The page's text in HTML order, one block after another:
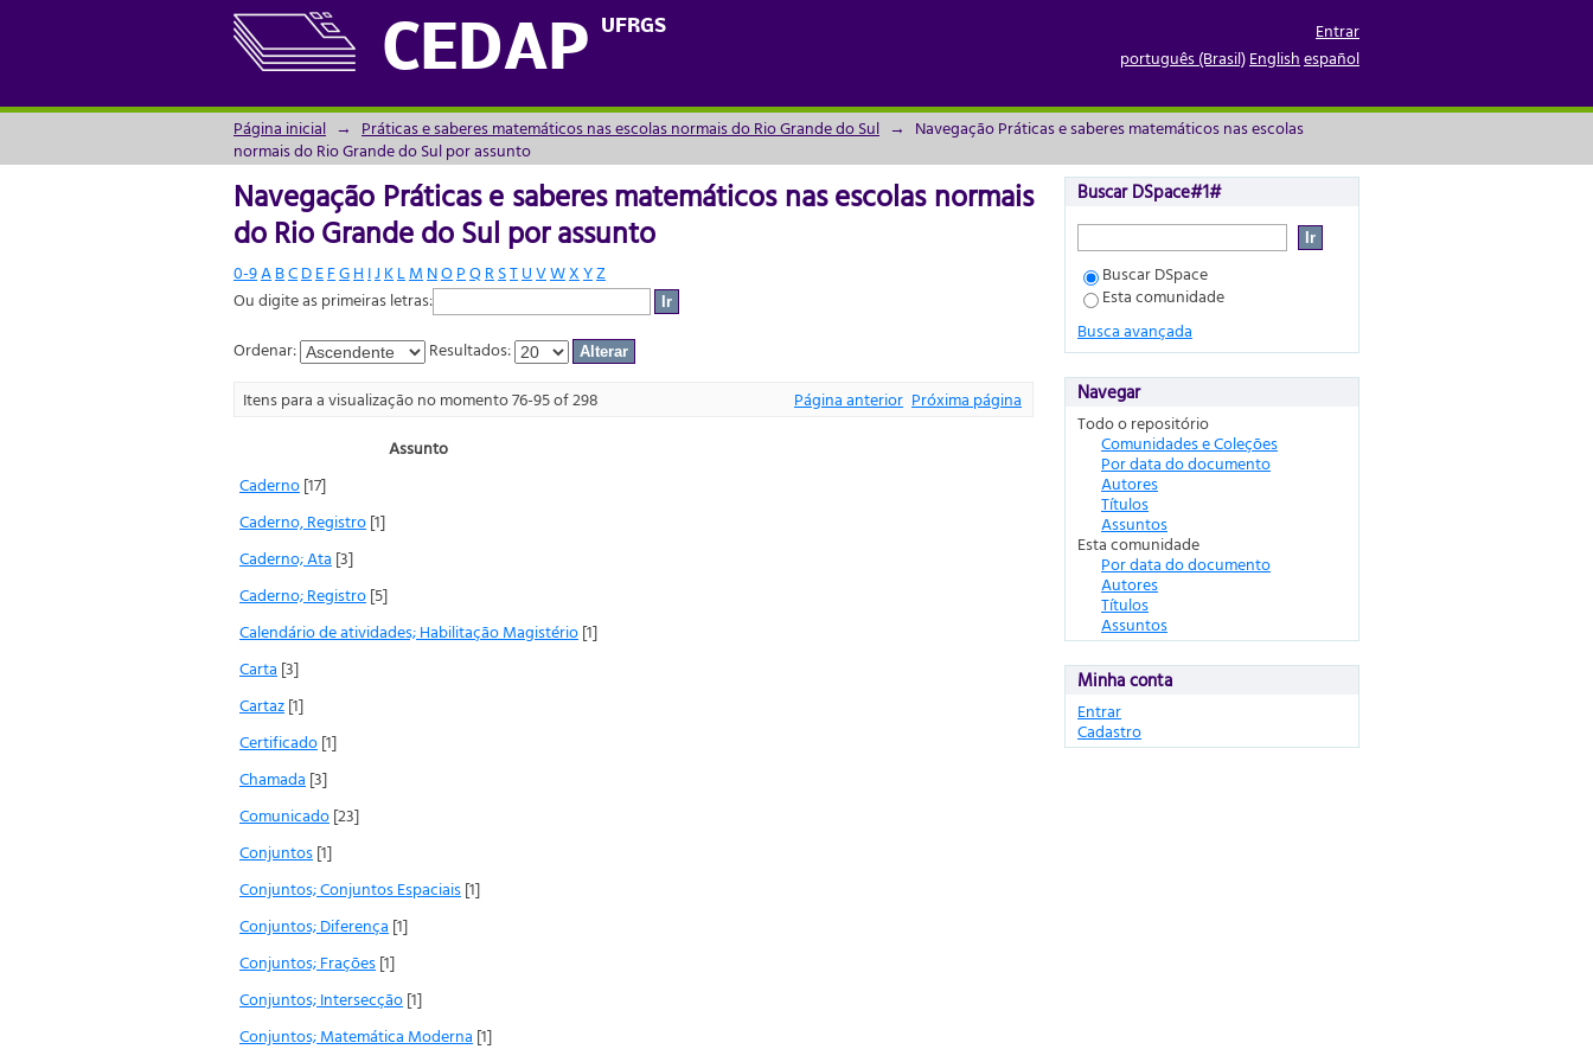
CEDAP UFRGS
Navegação Práticas e saberes matemáticos nas escolas normais do Rio Grande do Sul por
assunto
Entrar
português (Brasil)Englishespañol
Página inicial → Práticas e saberes matemáticos nas escolas normais do Rio Grande do Sul → Navegação Práticas e saberes matemáticos nas escolas
normais do Rio Grande do Sul por assunto
Navegação Práticas e saberes matemáticos nas escolas normais
do Rio Grande do Sul por assunto
0-9ABCDEFGH IJ KLM NOPQRSTUVWXYZ
Ou digite as primeiras letras:
Ordenar:
Resultados:
Itens para a visualização no momento 76-95 of 298
Página anterior Próxima página
Assunto
Caderno[17]
Caderno, Registro[1]
Caderno; Ata [3]
Caderno; Registro[5]
Calendário de atividades; Habilitação Magistério[1]
Carta [3]
Cartaz[1]
Certificado[1]
Chamada [3]
Comunicado[23]
Conjuntos[1]
Conjuntos; Conjuntos Espaciais[1]
Conjuntos; Diferença [1]
Conjuntos; Frações[1]
Conjuntos; Intersecção[1]
Conjuntos; Matemática Moderna [1]
Buscar DSpace#1#
Buscar DSpace
Esta comunidade
Busca avançada
Navegar
Todo o repositório
Comunidades e Coleções
Por data do documento
Autores
Títulos
Assuntos
Esta comunidade
Por data do documento
Autores
Títulos
Assuntos
Minha conta
Entrar
Cadastro